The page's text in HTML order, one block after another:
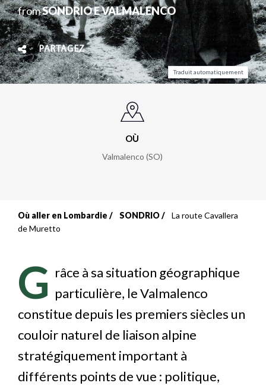
fromSONDRIO E VALMALENCO
PARTAGEZ
Traduit automatiquement
OÙ
Valmalenco (SO)
Fil
Où aller en Lombardie SONDRIO
La route Cavallera
de Muretto
G râce à sa situation géographique
particulière, le Valmalenco
constitue depuis les premiers siècles un
couloir naturel de liaison alpine
stratégiquement important à
différents points de vue : politique,